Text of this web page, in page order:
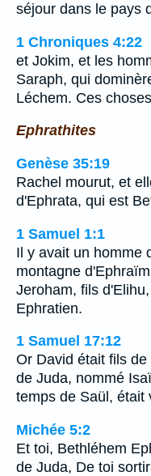
séjour dans le pays
1 Chroniques 4:22
et Jokim, et les
Saraph, qui
Léchem. Ces
Ephrathites
Genèse 35:19
Rachel mourut, et
d'Ephrata, qui est
1 Samuel 1:1
Il y avait un homme
montagne
Jeroham, fils
Ephratien.
1 Samuel 17:12
Or David était fils
de Juda, nommé
temps de Saül, était
Michée 5:2
Et toi, Bethléhem
de Juda, De toi